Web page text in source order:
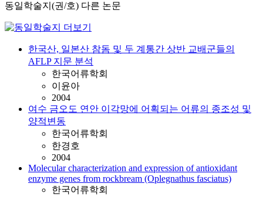
동일학술지(권/호) 다른 논문
한국산, 일본산 참돔 및 두 계통간 상반 교배군들의
AFLP 지문 분석
한국어류학회
이윤아
2004
여수 금오도 연안 이각망에 어획되는 어류의 종조성 및
양적변동
한국어류학회
한경호
2004
Molecular characterization and expression of antioxidant
enzyme genes from rockbream (Oplegnathus fasciatus)
한국어류학회